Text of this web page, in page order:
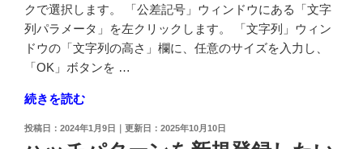
オ
ブ
ジ
ェ
ク
ト
と
クで選択します。 「公差記号」ウィンドウにある「文字
列パラメータ」を左クリックします。 「文字列」ウィン
ドウの「文字列の高さ」欄に、任意のサイズを入力し、
「OK」ボタンを …
"公
記
続きを読む
投
2024年1月9日 2025年10月10日